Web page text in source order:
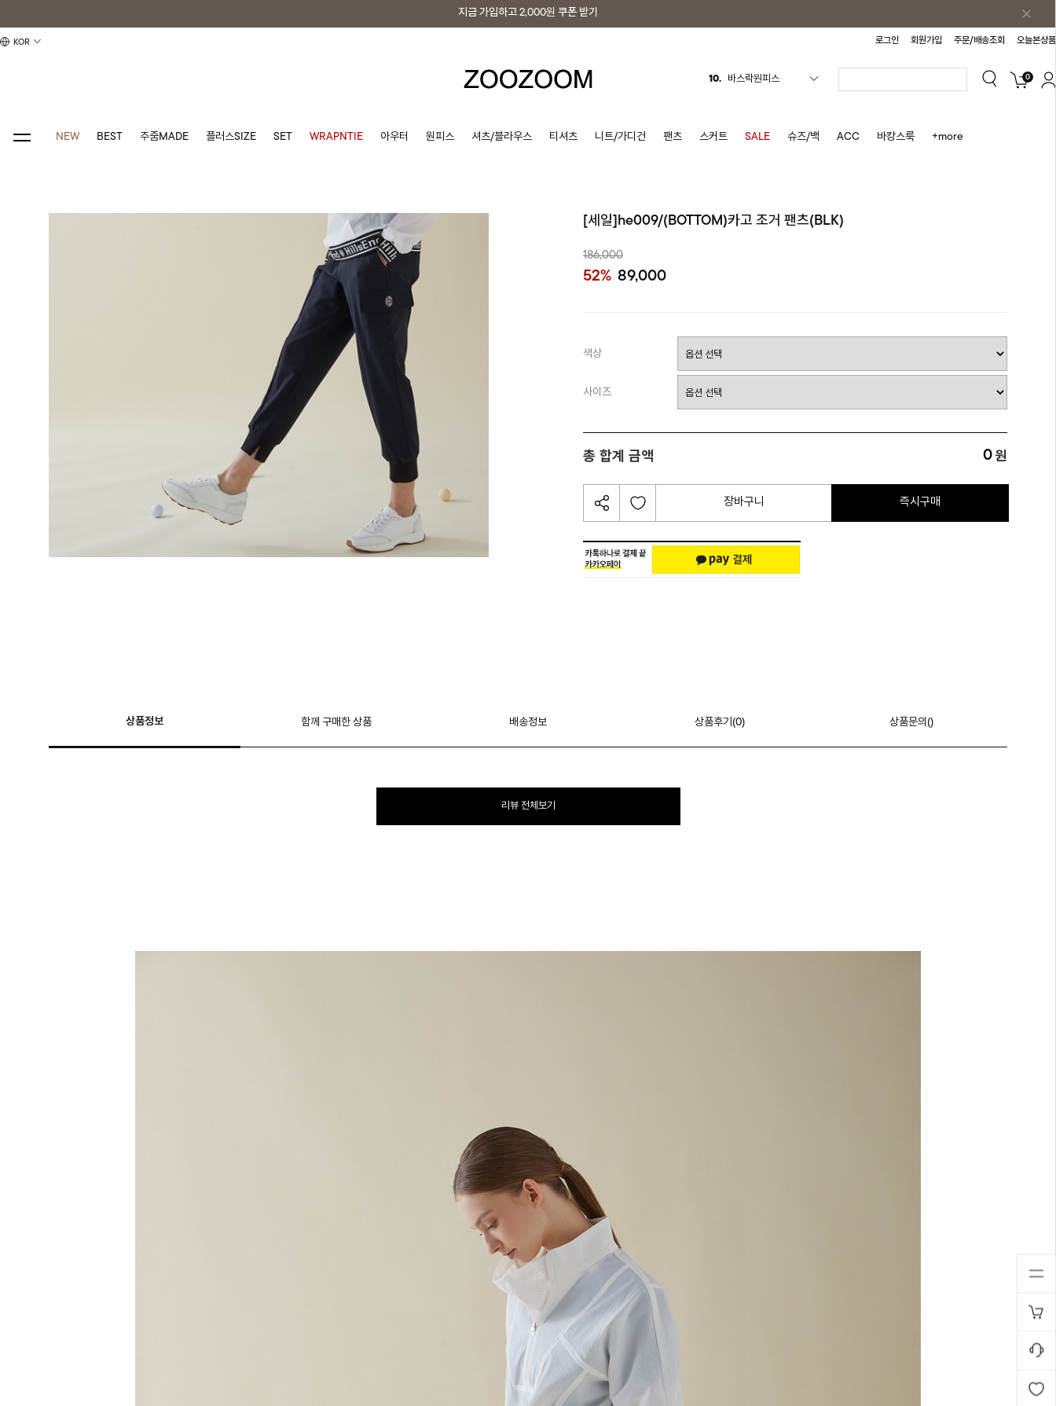
지금 가입하고 2,000원 쿠폰 받기
KOR 로그인 회원가입 주문/배송조회 오늘본상품
1. 원피스
3.
가디건
0
NEW BEST 주줌MADE 플러스SIZE SET WRAPNTIE 아우터 원피스 셔츠/블라우스 티셔츠 니트/가디건 팬츠 스커트 SALE 슈즈/백 ACC 바캉스룩 +more
[세일]he009/(BOTTOM)카고 조거 팬츠(BLK)
186,000
52% 89,000
색상
사이즈
총 합계 금액 0원
장바구니 즉시구매
상품정보 함께 구매한 상품 배송정보 상품후기(0) 상품문의()
리뷰 전체보기